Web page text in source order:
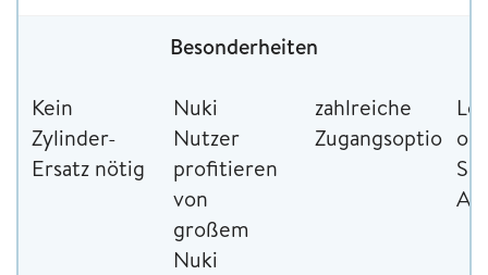
Besonderheiten
Kein
Zylinder-
Ersatz nötig
Nuki
Nutzer
profitieren
von
großem
Nuki
zahlreiche
Zugangsoptionen